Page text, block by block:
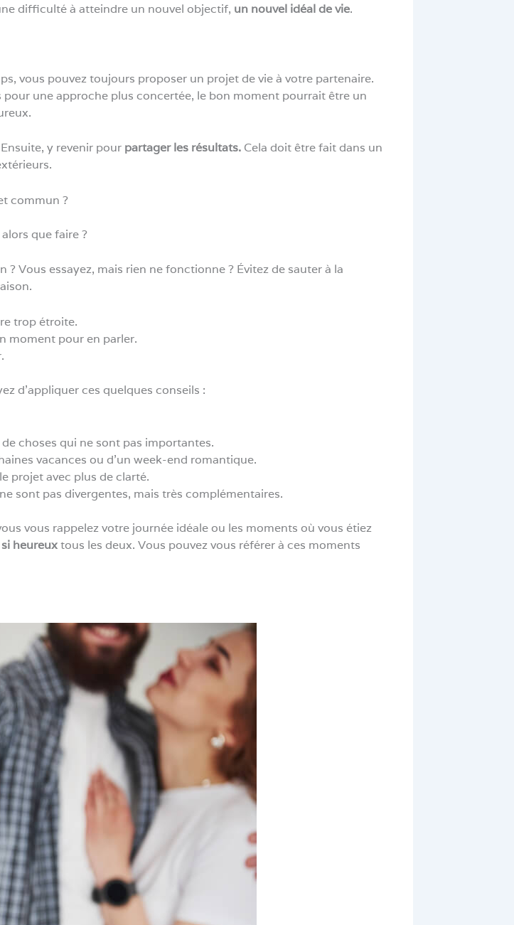
difficulté à atteindre un nouvel objectif, un nouvel idéal de vie.
vous pouvez toujours proposer un projet de vie à votre partenaire.
une approche plus concertée, le bon moment pourrait être un
y revenir pour partager les résultats. Cela doit être fait dans un
commun ?
que faire ?
Vous essayez, mais rien ne fonctionne ? Évitez de sauter à la
trop étroite.
moment pour en parler.
d’appliquer ces quelques conseils :
choses qui ne sont pas importantes.
vacances ou d’un week-end romantique.
projet avec plus de clarté.
sont pas divergentes, mais très complémentaires.
vous rappelez votre journée idéale ou les moments où vous étiez
heureuxtous les deux. Vous pouvez vous référer à ces moments